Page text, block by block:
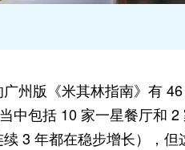
州版《米其林指南》有
中包括 10 家一星餐厅和
3 年都在稳步增长），但